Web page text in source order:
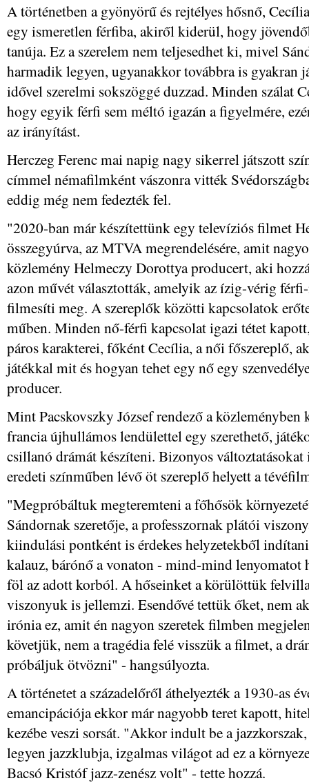
A történetben a gyönyörű és rejtélyes hősnő,
egy ismeretlen férfiba, akiről kiderül, hogy
tanúja. Ez a szerelem nem teljesedhet ki, mivel
harmadik legyen, ugyanakkor továbbra is gyakran
idővel szerelmi sokszöggé duzzad. Minden szálat
hogy egyik férfi sem méltó igazán a figyelmére,
az irányítást.
Herczeg Ferenc mai napig nagy sikerrel játszott
címmel némafilmként vászonra vitték
eddig még nem fedezték fel.
"2020-ban már készítettünk egy televíziós filmet
összegyúrva, az MTVA megrendelésére, amit
közlemény Helmeczy Dorottya producert, aki
azon művét választották, amelyik az ízig-vérig
filmesíti meg. A szereplők közötti kapcsolatok
műben. Minden nő-férfi kapcsolat igazi tétet
páros karakterei, főként Cecília, a női főszereplő,
játékkal mit és hogyan tehet egy nő egy
producer.
Mint Pacskovszky József rendező a
francia újhullámos lendülettel egy szerethető,
csillanó drámát készíteni. Bizonyos
eredeti színműben lévő öt szereplő helyett a
"Megpróbáltuk megteremteni a főhősök
Sándornak szeretője, a professzornak plátói
kiindulási pontként is érdekes helyzetekből
kalauz, bárónő a vonaton - mind-mind
föl az adott korból. A hőseinket a körülöttük
viszonyuk is jellemzi. Esendővé tettük őket, nem
irónia ez, amit én nagyon szeretek filmben
követjük, nem a tragédia felé visszük a filmet, a
próbáljuk ötvözni" - hangsúlyozta.
A történetet a századelőről áthelyezték a 1930-as
emancipációja ekkor már nagyobb teret kapott,
kezébe veszi sorsát. "Akkor indult be a
legyen jazzklubja, izgalmas világot ad ez a
Bacsó Kristóf jazz-zenész volt" - tette hozzá.